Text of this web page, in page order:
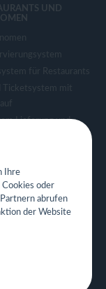
UND
für Restaurants
Ticketsystem mit
Lieferung und
für Restaurant
Ihre
oder
abrufen
der Website